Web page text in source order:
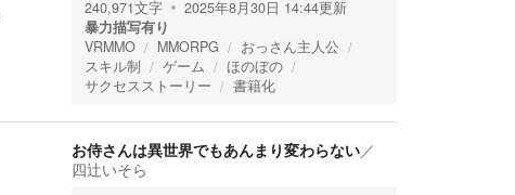
240,971文字 2025年8月30日 14:44更新
暴力描写有り
VRMMO
MMORPG
おっさん主人公
スキル制
ゲーム
ほのぼの
サクセスストーリー
書籍化
お侍さんは異世界でもあんまり変わらない／
四辻いそら